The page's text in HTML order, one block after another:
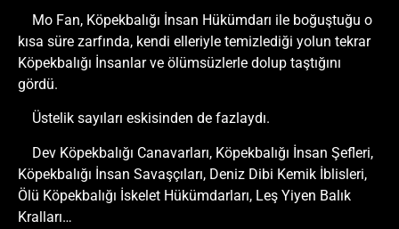
Mo Fan, Köpekbalığı İnsan Hükümdarı ile boğuştuğu o
kısa süre zarfında, kendi elleriyle temizlediği yolun tekrar
Köpekbalığı İnsanlar ve ölümsüzlerle dolup taştığını
gördü.
Üstelik sayıları eskisinden de fazlaydı.
Dev Köpekbalığı Canavarları, Köpekbalığı İnsan Şefleri,
Köpekbalığı İnsan Savaşçıları, Deniz Dibi Kemik İblisleri,
Ölü Köpekbalığı İskelet Hükümdarları, Leş Yiyen Balık
Kralları…